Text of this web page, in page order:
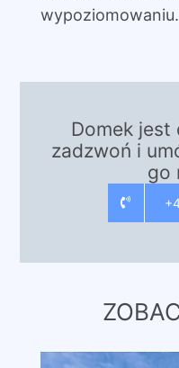
wypoziomowaniu.
Domek jest
zadzwoń i
go